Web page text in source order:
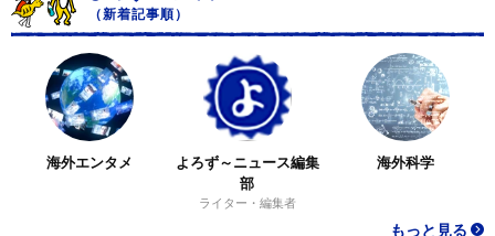
（新着記事順）
海外エンタメ
よろず～ニュース編集
部
ライター・編集者
海外科学
もっと見る